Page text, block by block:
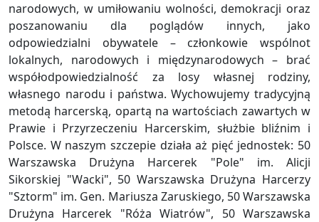
narodowych, w umiłowaniu wolności, demokracji oraz
poszanowaniu dla poglądów innych, jako
odpowiedzialni obywatele – członkowie wspólnot
lokalnych, narodowych i międzynarodowych – brać
współodpowiedzialność za losy własnej rodziny,
własnego narodu i państwa. Wychowujemy tradycyjną
metodą harcerską, opartą na wartościach zawartych w
Prawie i Przyrzeczeniu Harcerskim, służbie bliźnim i
Polsce. W naszym szczepie działa aż pięć jednostek: 50
Warszawska Drużyna Harcerek "Pole" im. Alicji
Sikorskiej "Wacki", 50 Warszawska Drużyna Harcerzy
"Sztorm" im. Gen. Mariusza Zaruskiego, 50 Warszawska
Drużyna Harcerek "Róża Wiatrów", 50 Warszawska